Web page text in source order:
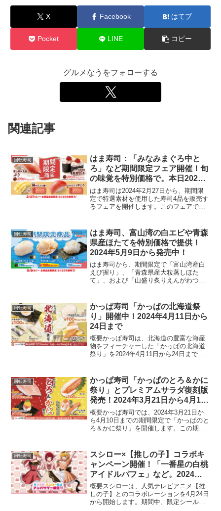
X Facebook はてブ
Pocket LINE コピー
グルメなうをフォローする
関連記事
回転寿司
はま寿司：「みなみまぐろ中と
ろ」など期間限定フェア開催！旬
の味覚を特別価格で。本日2024
年2月27日から
はま寿司は2024年2月27日から、期間限
定で特選素材を使用した寿司4品を販売す
るフェアを開催します。このフェアで
とする魅力的なメニューを、お求めやす
い価格で提供します...
回転寿司
はま寿司、富山湾の白エビや青森
県産ほたてを特別価格で提供！
2024年5月9日から発売中！
はま寿司から、期間限定で「富山湾産白
えび握り」、「青森県産大粒蒸しほた
て」、および「山盛り炙りえんがわつつ
用し、2024年5月9日から提供開始されま
す。この機会に、地域ご...
回転寿司
かっぱ寿司「かっぱの北海道祭
り」開催中！2024年4月11日から
24日まで
概要かっぱ寿司は、北海道の豊富な海産
物をフィーチャーした「かっぱの北海道
祭り」を2024年4月11日から24日まで開
ーが特別価格で提供されます。主なメニ
ューと価格北海道...
回転寿司
かっぱ寿司「かっぱのとろ＆かに
祭り」とプレミアムサラダ復刻版
発売！2024年3月21日から4月10
日まで
概要かっぱ寿司では、2024年3月21日か
ら4月10日までの期間限定で「かっぱのと
ろ＆かに祭り」を開催します。この期間
司の創業地、長野県のソウルフードであ
る「サラダ軍艦...
回転寿司
スシロー×【推しの子】コラボキ
ャンペーン開催！「一番星の白桃
アイドルパフェ」など。2024年4
月24日から
概要スシローは、人気テレビアニメ【推
しの子】とのコラボレーションを4月24日
から開始します。期間中、限定シール付